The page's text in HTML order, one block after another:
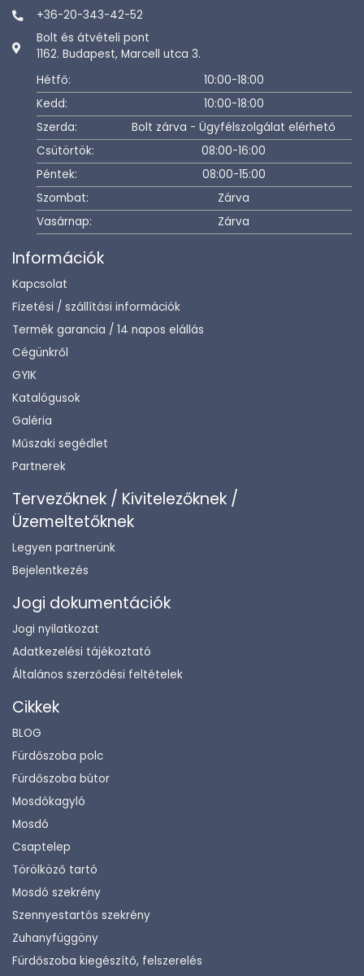
+36-20-343-42-52
Bolt és átvételi pont
1162. Budapest, Marcell utca 3.
Hétfő:
10:00-18:00
Kedd:
10:00-18:00
Szerda:
Bolt zárva - Ügyfélszolgálat elérhető
Csütörtök:
08:00-16:00
Péntek:
08:00-15:00
Szombat:
Zárva
Vasárnap:
Zárva
Információk
Kapcsolat
Fizetési / szállítási információk
Termék garancia / 14 napos elállás
Cégünkről
GYIK
Katalógusok
Galéria
Műszaki segédlet
Partnerek
Tervezőknek / Kivitelezőknek /
Üzemeltetőknek
Legyen partnerünk
Bejelentkezés
Jogi dokumentációk
Jogi nyilatkozat
Adatkezelési tájékoztató
Általános szerződési feltételek
Cikkek
BLOG
Fürdőszoba polc
Fürdőszoba bútor
Mosdókagyló
Mosdó
Csaptelep
Törölköző tartó
Mosdó szekrény
Szennyestartós szekrény
Zuhanyfüggöny
Fürdőszoba kiegészítő, felszerelés